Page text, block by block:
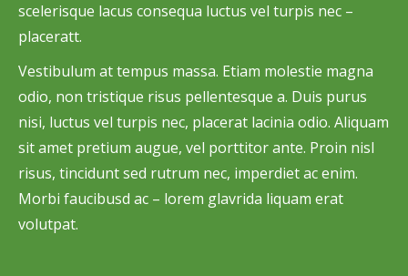
scelerisque lacus consequa luctus vel turpis nec –
placeratt.
Vestibulum at tempus massa. Etiam molestie magna
odio, non tristique risus pellentesque a. Duis purus
nisi, luctus vel turpis nec, placerat lacinia odio. Aliquam
sit amet pretium augue, vel porttitor ante. Proin nisl
risus, tincidunt sed rutrum nec, imperdiet ac enim.
Morbi faucibusd ac – lorem glavrida liquam erat
volutpat.